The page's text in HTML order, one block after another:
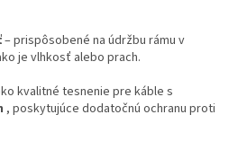
– prispôsobené na údržbu rámu v
je vlhkosť alebo prach.
kvalitné tesnenie pre káble s
, poskytujúce dodatočnú ochranu proti